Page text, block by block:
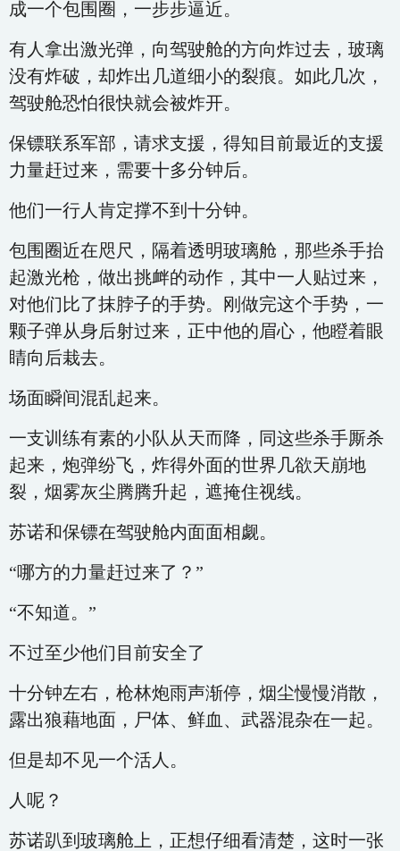
成一个包围圈，一步步逼近。
有人拿出激光弹，向驾驶舱的方向炸过去，玻璃
没有炸破，却炸出几道细小的裂痕。如此几次，
驾驶舱恐怕很快就会被炸开。
保镖联系军部，请求支援，得知目前最近的支援
力量赶过来，需要十多分钟后。
他们一行人肯定撑不到十分钟。
包围圈近在咫尺，隔着透明玻璃舱，那些杀手抬
起激光枪，做出挑衅的动作，其中一人贴过来，
对他们比了抹脖子的手势。刚做完这个手势，一
颗子弹从身后射过来，正中他的眉心，他瞪着眼
睛向后栽去。
场面瞬间混乱起来。
一支训练有素的小队从天而降，同这些杀手厮杀
起来，炮弹纷飞，炸得外面的世界几欲天崩地
裂，烟雾灰尘腾腾升起，遮掩住视线。
苏诺和保镖在驾驶舱内面面相觑。
“哪方的力量赶过来了？”
“不知道。”
不过至少他们目前安全了
十分钟左右，枪林炮雨声渐停，烟尘慢慢消散，
露出狼藉地面，尸体、鲜血、武器混杂在一起。
但是却不见一个活人。
人呢？
苏诺趴到玻璃舱上，正想仔细看清楚，这时一张